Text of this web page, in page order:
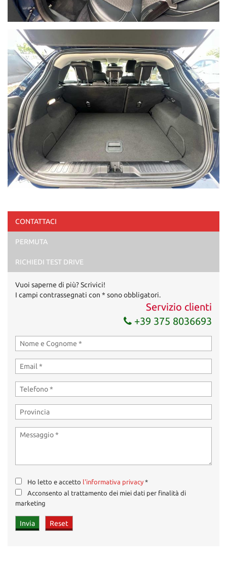
CONTATTACI
PERMUTA
RICHIEDI TEST DRIVE
Vuoi saperne di più? Scrivici!
I campi contrassegnati con * sono obbligatori.
Servizio clienti
+39 375 8036693
Ho letto e accetto l'informativa privacy *
Acconsento al trattamento dei miei dati per finalità di
marketing